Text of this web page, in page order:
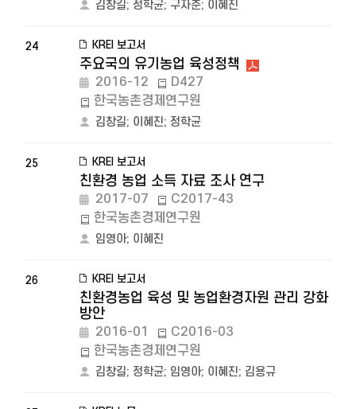
김창길; 정학균; 구자춘; 이혜진
24 KREI 보고서
주요국의 유기농업 육성정책
2016-12
D427
한국농촌경제연구원
김창길; 이혜진; 정학균
25 KREI 보고서
친환경 농업 소득 자료 조사 연구
2017-07
C2017-43
한국농촌경제연구원
임영아; 이혜진
26 KREI 보고서
친환경농업 육성 및 농업환경자원 관리 강화
방안
2016-01
C2016-03
한국농촌경제연구원
김창길; 정학균; 임영아; 이혜진; 김용규